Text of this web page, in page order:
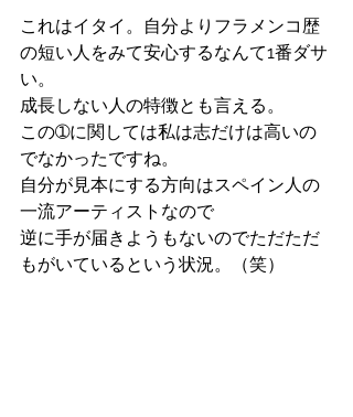
これはイタイ。自分よりフラメンコ歴
の短い人をみて安心するなんて1番ダサ
い。
成長しない人の特徴とも言える。
この➀に関しては私は志だけは高いの
でなかったですね。
自分が見本にする方向はスペイン人の
一流アーティストなので
逆に手が届きようもないのでただただ
もがいているという状況。（笑）